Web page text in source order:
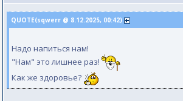
QUOTE(sqwerr @ 8.12.2025, 00:42)
Надо напиться нам!
"Нам" это лишнее раз!
Как же здоровье?